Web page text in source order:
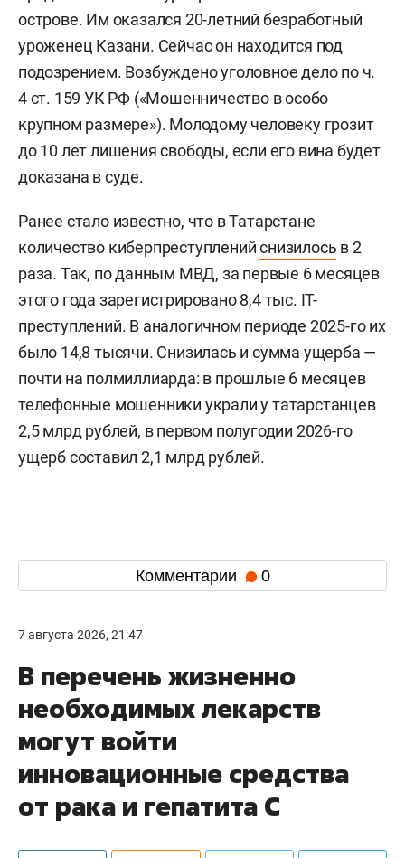
острове. Им оказался 20-летний безработный
уроженец Казани. Сейчас он находится под
подозрением. Возбуждено уголовное дело по ч.
4 ст. 159 УК РФ («Мошенничество в особо
крупном размере»). Молодому человеку грозит
до 10 лет лишения свободы, если его вина будет
доказана в суде.
Ранее стало известно, что в Татарстане
количество киберпреступленийснизилось в 2
раза. Так, по данным МВД, за первые 6 месяцев
этого года зарегистрировано 8,4 тыс. IT-
преступлений. В аналогичном периоде 2025-го их
было 14,8 тысячи. Снизилась и сумма ущерба —
почти на полмиллиарда: в прошлые 6 месяцев
телефонные мошенники украли у татарстанцев
2,5 млрд рублей, в первом полугодии 2026-го
ущерб составил 2,1 млрд рублей.
Комментарии 0
7 августа 2026, 21:47
В перечень жизненно
необходимых лекарств
могут войти
инновационные средства
от рака и гепатита С